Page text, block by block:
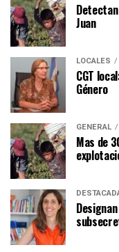
Juan
LOCALES
CGT
Género
GENERAL
Mas de